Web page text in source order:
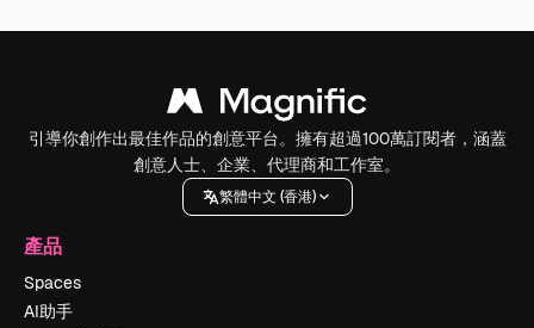
引導你創作出最佳作品的創意平台。擁有超過100萬訂閱者，涵蓋
創意人士、企業、代理商和工作室。
繁體中文 (香港)
產品
Spaces
AI助手